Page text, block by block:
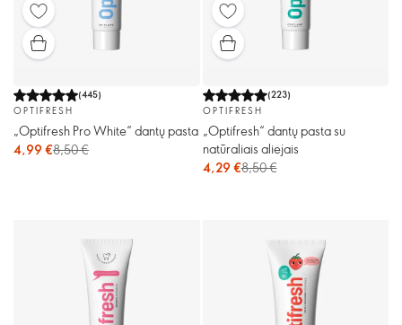
(445)
OPTIFRESH
„Optifresh Pro White“ dantų pasta
4,99 €8,50 €
(223)
OPTIFRESH
„Optifresh“ dantų pasta su
natūraliais aliejais
4,29 €8,50 €